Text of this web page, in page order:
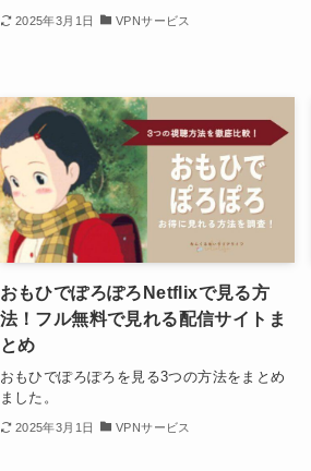
2025年3月1日 VPNサービス
おもひでぽろぽろNetflixで見る方
法！フル無料で見れる配信サイトま
とめ
おもひでぽろぽろを見る3つの方法をまとめ
ました。
2025年3月1日 VPNサービス